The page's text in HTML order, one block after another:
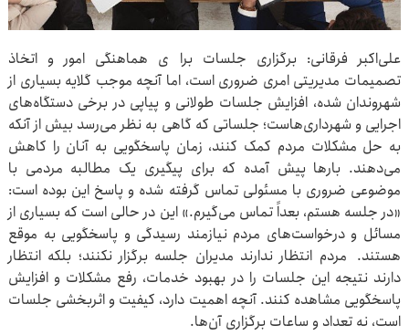
علی‌اکبر فرقانی: برگزاری جلسات برا ی هماهنگی امور و اتخاذ
تصمیمات مدیریتی امری ضروری است، اما آنچه موجب گلایه بسیاری از
شهروندان شده، افزایش جلسات طولانی و پیاپی در برخی دستگاه‌های
اجرایی و شهرداری‌هاست؛ جلساتی که گاهی به نظر می‌رسد بیش از آنکه
به حل مشکلات مردم کمک کنند، زمان پاسخگویی به آنان را کاهش
می‌دهند. بارها پیش آمده که برای پیگیری یک مطالبه مردمی با
موضوعی ضروری با مسئولی تماس گرفته شده و پاسخ این بوده است:
«در جلسه هستم، بعداً تماس می‌گیرم.» این در حالی است که بسیاری از
مسائل و درخواست‌های مردم نیازمند رسیدگی و پاسخگویی به موقع
هستند. مردم انتظار ندارند مدیران جلسه برگزار نکنند؛ بلکه انتظار
دارند نتیجه این جلسات را در بهبود خدمات، رفع مشکلات و افزایش
پاسخگویی مشاهده کنند. آنچه اهمیت دارد، کیفیت و اثربخشی جلسات
است، نه تعداد و ساعات برگزاری آن‌ها.